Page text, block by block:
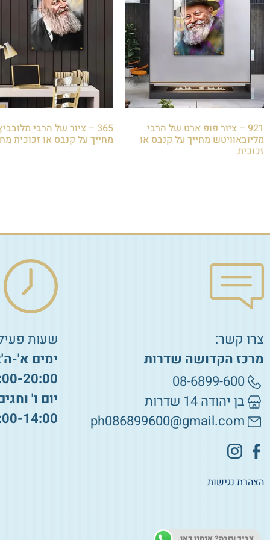
921 – ציור פופ ארט של הרבי
מליובאוויטש מחייך על קנבס או
זכוכית
365 – ציור של הרבי
מחייך על קנבס או זכוכית
צרו קשר:
מרכז הקדושה שדרות
08-6899-600
בן יהודה 14 שדרות
ph086899600@gmail.com
הצהרת נגישות
שעות
ימים א'-
20:00
יום ו'
14:00